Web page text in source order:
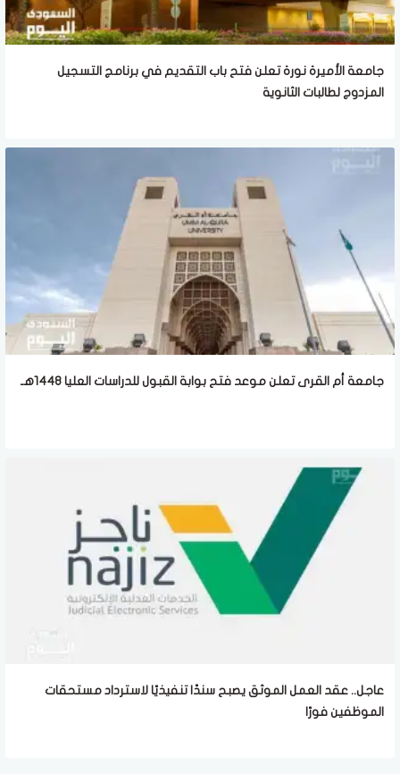
جامعة الأميرة نورة تعلن فتح باب التقديم في برنامج التسجيل
المزدوج لطالبات الثانوية
جامعة أم القرى تعلن موعد فتح بوابة القبول للدراسات العليا 1448هـ
عاجل.. عقد العمل الموثق يصبح سندًا تنفيذيًا لاسترداد مستحقات
الموظفين فورًا